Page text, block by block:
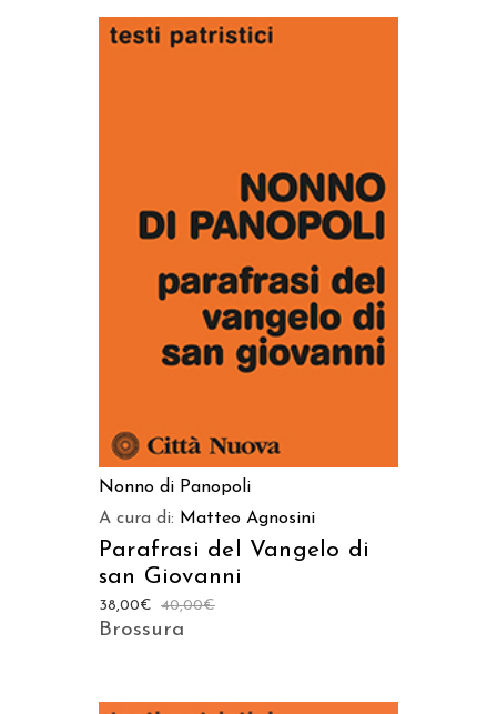
AGGIUNGI AL CARRELLO
Nonno di Panopoli
A cura di: Matteo Agnosini
Parafrasi del Vangelo di
san Giovanni
40,00€
38,00€
Brossura